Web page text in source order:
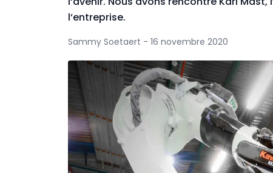
l‘entreprise.
Sammy Soetaert - 16 novembre 2020